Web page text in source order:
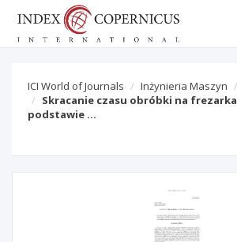
ICI World of Journals Inżynieria Maszyn
Skracanie czasu obróbki na
podstawie …